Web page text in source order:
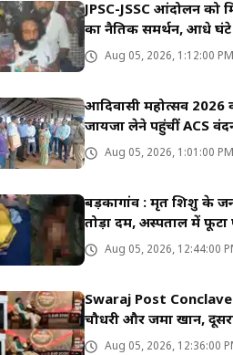
JPSC-JSSC आंदोलन को
का नैतिक समर्थन, आधे घंटे
Aug 05, 2026, 1:12:00 PM
आदिवासी महोत्सव 2026
जायजा लेने पहुंचीं ACS
दिया जोर
Aug 05, 2026, 1:01:00 PM
बड़कागांव : मृत शिशु के
तोड़ा दम, अस्पताल में फूटा
Aug 05, 2026, 12:44:00
Swaraj Post Conclave
चौधरी और जमा खान,
मिलेगाAug 05, 2026, 12:36:00